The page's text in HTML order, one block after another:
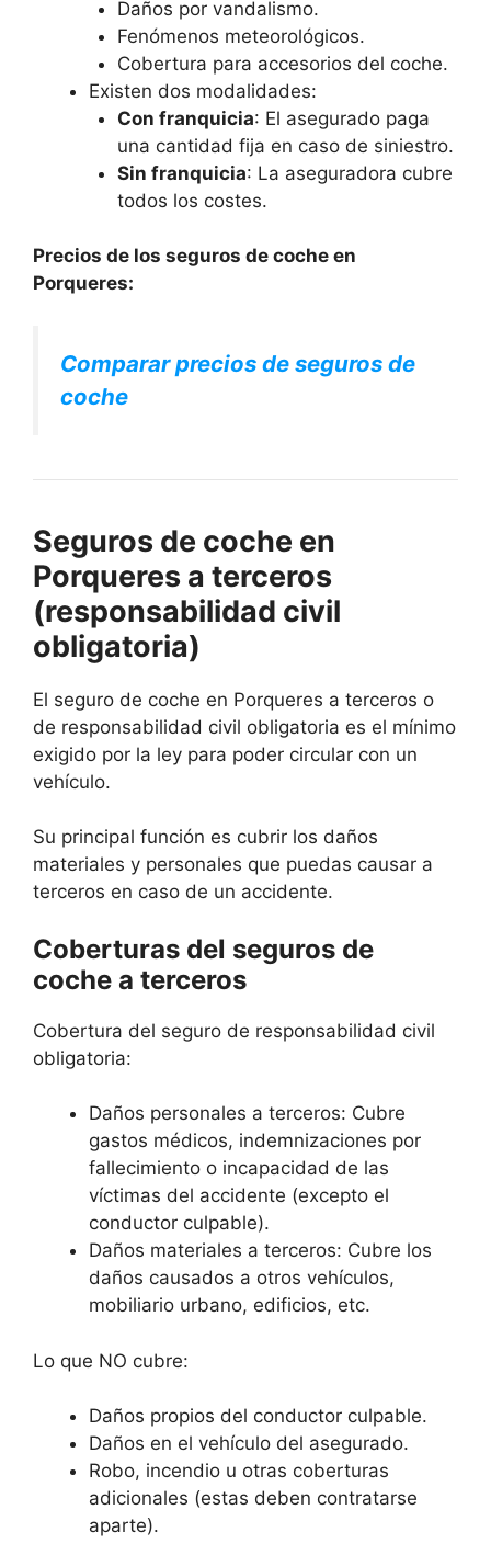
Daños por vandalismo.
Fenómenos meteorológicos.
Cobertura para accesorios del coche.
Existen dos modalidades:
Con franquicia: El asegurado paga
una cantidad fija en caso de siniestro.
Sin franquicia: La aseguradora cubre
todos los costes.
Precios de los seguros de coche en
Porqueres:
Comparar precios de seguros de
coche
Seguros de coche en
Porqueres a terceros
(responsabilidad civil
obligatoria)
El seguro de coche en Porqueres a terceros o
de responsabilidad civil obligatoria es el mínimo
exigido por la ley para poder circular con un
vehículo.
Su principal función es cubrir los daños
materiales y personales que puedas causar a
terceros en caso de un accidente.
Coberturas del seguros de
coche a terceros
Cobertura del seguro de responsabilidad civil
obligatoria:
Daños personales a terceros: Cubre
gastos médicos, indemnizaciones por
fallecimiento o incapacidad de las
víctimas del accidente (excepto el
conductor culpable).
Daños materiales a terceros: Cubre los
daños causados a otros vehículos,
mobiliario urbano, edificios, etc.
Lo que NO cubre:
Daños propios del conductor culpable.
Daños en el vehículo del asegurado.
Robo, incendio u otras coberturas
adicionales (estas deben contratarse
aparte).